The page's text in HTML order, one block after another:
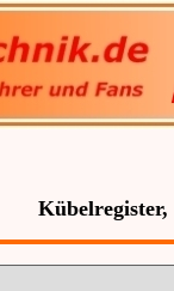
Kübelregister,